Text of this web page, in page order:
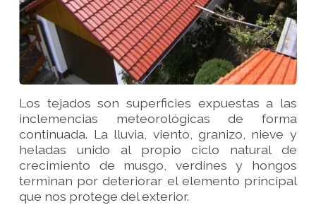
Los tejados son superficies expuestas a las
inclemencias meteorológicas de forma
continuada. La lluvia, viento, granizo, nieve y
heladas unido al propio ciclo natural de
crecimiento de musgo, verdines y hongos
terminan por deteriorar el elemento principal
que nos protege del exterior.